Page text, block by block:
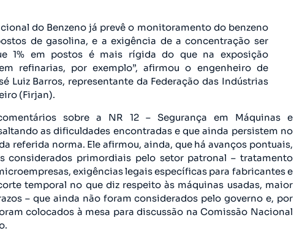
do Benzeno já prevê o monitoramento do benzeno
de gasolina, e a exigência de a concentração ser
1% em postos é mais rígida do que na exposição
refinarias, por exemplo”, afirmou o engenheiro de
Luiz Barros, representante da Federação das Indústrias
(Firjan).
sobre a NR 12 – Segurança em Máquinas e
as dificuldades encontradas e que ainda persistem no
referida norma. Ele afirmou, ainda, que há avanços pontuais,
considerados primordiais pelo setor patronal – tratamento
exigências legais específicas para fabricantes e
temporal no que diz respeito às máquinas usadas, maior
– que ainda não foram considerados pelo governo e, por
colocados à mesa para discussão na Comissão Nacional